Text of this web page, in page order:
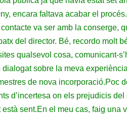
encara faltava acabar el procés.
va ser amb la conserge,
del director. Bé, recordo molt
qualsevol cosa, comunicant-
dialogat sobre la meva
de nova incorporació.Poc
d’incertesa on els prejudicis
està sent.En el meu cas, faig una